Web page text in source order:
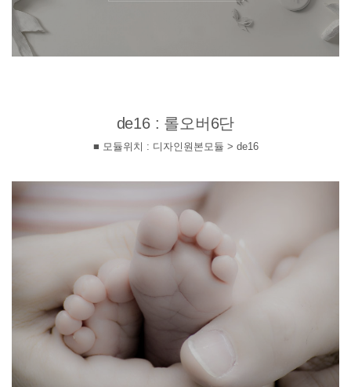
de16 : 롤오버6단
■ 모듈위치 : 디자인원본모듈 > de16